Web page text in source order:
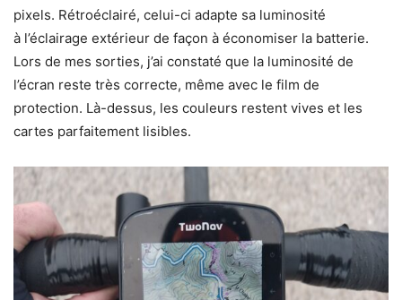
pixels. Rétroéclairé, celui-ci adapte sa luminosité
à l’éclairage extérieur de façon à économiser la batterie.
Lors de mes sorties, j’ai constaté que la luminosité de
l’écran reste très correcte, même avec le film de
protection. Là-dessus, les couleurs restent vives et les
cartes parfaitement lisibles.